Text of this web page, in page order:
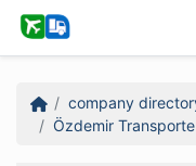
company
Özdemir